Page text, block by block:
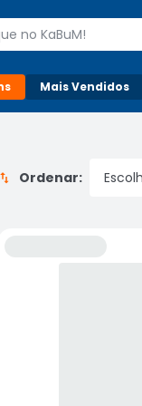
produtos
Mais Vendidos
Ordenar: